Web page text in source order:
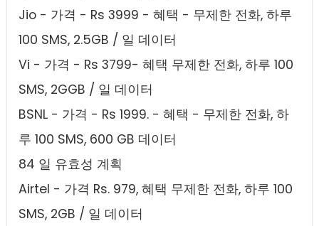
Jio - 가격 - Rs 3999 - 혜택 - 무제한 전화, 하루
100 SMS, 2.5GB / 일 데이터
Vi - 가격 - Rs 3799- 혜택 무제한 전화, 하루 100
SMS, 2GGB / 일 데이터
BSNL - 가격 - Rs 1999. - 혜택 - 무제한 전화, 하
루 100 SMS, 600 GB 데이터
84 일 유효성 계획
Airtel - 가격 Rs. 979, 혜택 무제한 전화, 하루 100
SMS, 2GB / 일 데이터